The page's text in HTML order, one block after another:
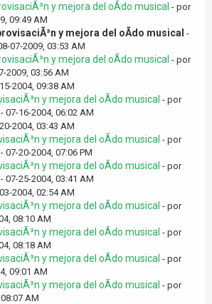
y mejora del oÃ­do musical - por
09:49 AM
y mejora del oÃ­do musical -
07-2009, 03:53 AM
y mejora del oÃ­do musical - por
2009, 03:56 AM
2004, 09:38 AM
y mejora del oÃ­do musical - por
- 07-16-2004, 06:02 AM
2004, 03:43 AM
y mejora del oÃ­do musical - por
- 07-20-2004, 07:06 PM
y mejora del oÃ­do musical - por
- 07-25-2004, 03:41 AM
2004, 02:54 AM
y mejora del oÃ­do musical - por
08:10 AM
y mejora del oÃ­do musical - por
08:18 AM
y mejora del oÃ­do musical - por
09:01 AM
y mejora del oÃ­do musical - por
AM